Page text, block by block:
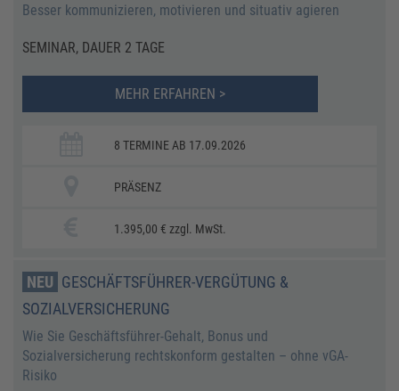
​Besser kommunizieren, motivieren und situativ agieren
SEMINAR, DAUER 2 TAGE
MEHR ERFAHREN >
8 TERMINE AB 17.09.2026
PRÄSENZ
1.395,00 € zzgl. MwSt.
NEU GESCHÄFTSFÜHRER-VERGÜTUNG &
SOZIALVERSICHERUNG
Wie Sie Geschäftsführer-Gehalt, Bonus und
Sozialversicherung rechtskonform gestalten – ohne vGA-
Risiko